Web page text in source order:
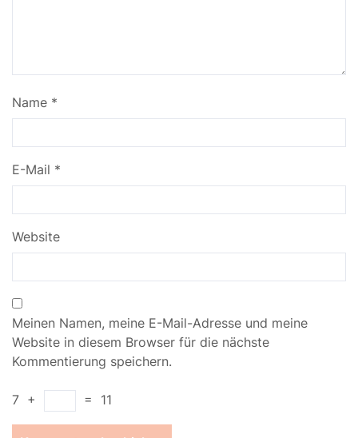
Name *
E-Mail *
Website
Meinen Namen, meine E-Mail-Adresse und meine
Website in diesem Browser für die nächste
Kommentierung speichern.
7 + = 11